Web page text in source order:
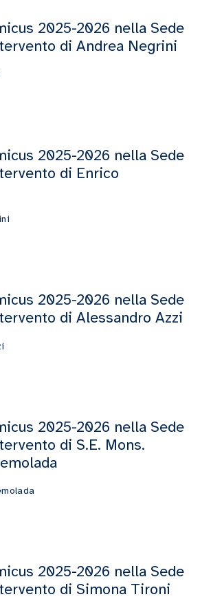
2025-2026 nella Sede
di Andrea Negrini
2025-2026 nella Sede
di Enrico
2025-2026 nella Sede
di Alessandro Azzi
2025-2026 nella Sede
di S.E. Mons.
2025-2026 nella Sede
di Simona Tironi